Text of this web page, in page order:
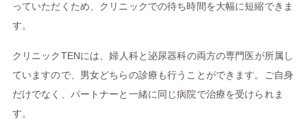
っていただくため、クリニックでの待ち時間を大幅に短縮できま
す。
クリニックTENには、婦人科と泌尿器科の両方の専門医が所属し
ていますので、男女どちらの診療も行うことができます。ご自身
だけでなく、パートナーと一緒に同じ病院で治療を受けられま
す。